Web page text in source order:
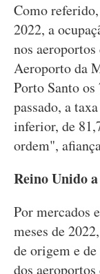
Como
2022, a
nos
Aeroporto da
Porto Santo
passado, a
inferior, de
ordem",
Reino Unido
Por mercados
meses de
de origem e
dos